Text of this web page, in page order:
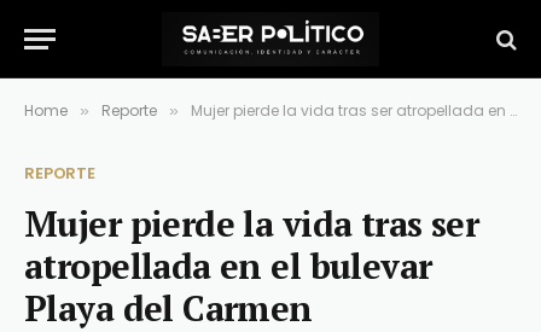
Home » Reporte » Mujer pierde la vida tras ser atropellada en el bulevar Playa del Carmen
REPORTE
Mujer pierde la vida tras ser
atropellada en el bulevar
Playa del Carmen